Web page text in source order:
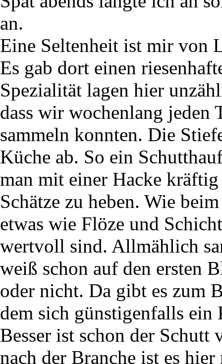
an.
Eine Seltenheit ist mir von
Es gab dort einen
Spezialität lagen hier
dass wir wochenlang jeden
sammeln konnten. Die
Küche ab. So ein
man mit einer Hacke
Schätze zu heben. Wie
etwas wie Flöze und
wertvoll sind. Allmählich
weiß schon auf den ersten
oder nicht. Da gibt es zum
dem sich günstigenfalls ein
Besser ist schon der Schutt
nach der Branche ist es